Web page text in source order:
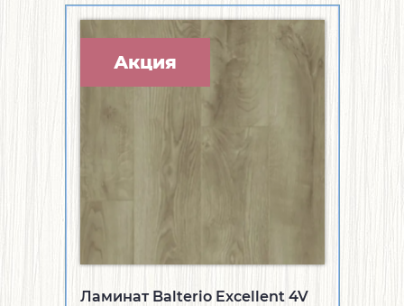
Акция
Ламинат Balterio Excellent 4V